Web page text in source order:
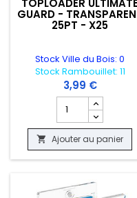
GUARD -
25PT - X25
Stock Ville du Bois: 0
Stock Rambouillet: 11
3,99 €
Champ quantité
 Ajouter au panier